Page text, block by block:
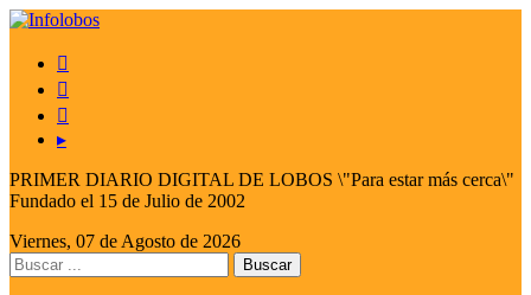



▸
PRIMER DIARIO DIGITAL DE LOBOS \"Para estar más cerca\"
Fundado el 15 de Julio de 2002
Viernes, 07 de Agosto de 2026